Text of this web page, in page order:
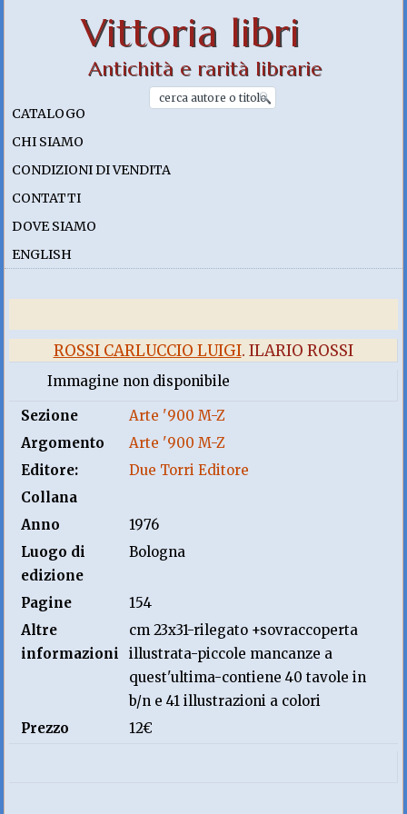
Vittoria libri
Antichità e rarità librarie
CATALOGO
CHI SIAMO
CONDIZIONI DI VENDITA
CONTATTI
DOVE SIAMO
ENGLISH
ROSSI CARLUCCIO LUIGI. ILARIO ROSSI
Immagine non disponibile
Sezione
Arte '900 M-Z
Argomento
Arte '900 M-Z
Editore:
Due Torri Editore
Collana
Anno
1976
Luogo di
edizione
Bologna
Pagine
154
Altre
informazioni
cm 23x31-rilegato +sovraccoperta
illustrata-piccole mancanze a
quest'ultima-contiene 40 tavole in
b/n e 41 illustrazioni a colori
Prezzo
12€